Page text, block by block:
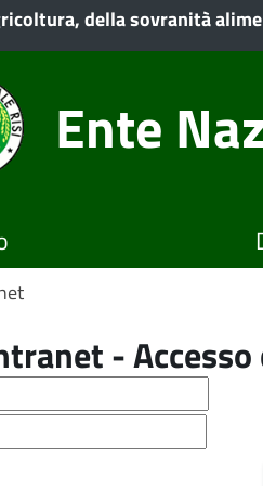
della sovranità
Ente
-